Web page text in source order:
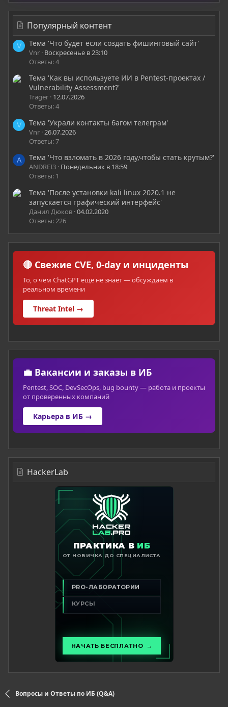
Популярный контент
V Тема 'Что будет если создать фишинговый сайт'
Vnr Воскресенье в 23:10
Ответы: 4
Тема 'Как вы используете ИИ в Pentest-проектах /
Vulnerability Assessment?'
Trager 12.07.2026
Ответы: 4
V Тема 'Украли контакты багом телеграм'
Vnr 26.07.2026
Ответы: 7
A Тема 'Что взломать в 2026 году,чтобы стать крутым?'
ANDREI3 Понедельник в 18:59
Ответы: 1
Тема 'После установки kali linux 2020.1 не
запускается графический интерфейс'
Данил Дюков 04.02.2020
Ответы: 226
🔴 Свежие CVE, 0-day и инциденты
То, о чём ChatGPT ещё не знает — обсуждаем в
реальном времени
Threat Intel →
💼 Вакансии и заказы в ИБ
Pentest, SOC, DevSecOps, bug bounty — работа и проекты
от проверенных компаний
Карьера в ИБ →
HackerLab
Вопросы и Ответы по ИБ (Q&A)